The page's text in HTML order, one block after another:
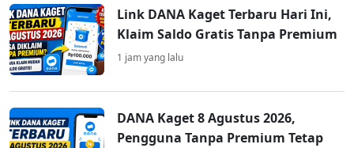
Link DANA Kaget Terbaru Hari Ini,
Klaim Saldo Gratis Tanpa Premium
1 jam yang lalu
DANA Kaget 8 Agustus 2026,
Pengguna Tanpa Premium Tetap